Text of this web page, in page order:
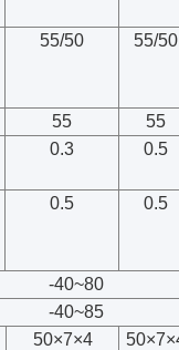
55/50 55/50
55 55
0.3 0.5
0.5 0.5
-40~80
-40~85
50×7×4